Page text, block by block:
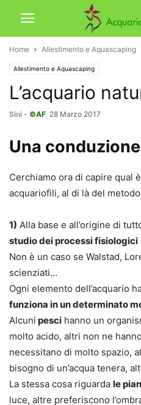
Home Allestimento e Aquascaping
Allestimento e Aquascaping
L’acquario
Sini - ©AF 28 Marzo 2017
Una
Cerchiamo ora di capire qual
acquariofili, al di là del
1) Alla base e all’origine di
studio dei processi fisiologici
Non è un caso se Walstad,
scienziati…
Ogni elemento dell’acquario
funziona in un determinato
Alcuni pesci hanno un
molto acido, altri non ne
necessitano di molto spazio,
bisogno di un’acqua tenera,
La stessa cosa riguarda le
luce, altre preferiscono